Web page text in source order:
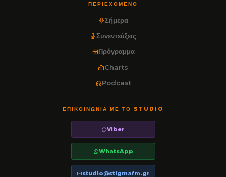
ΠΕΡΙΕΧΌΜΕΝΟ
Σήμερα
Συνεντεύξεις
Πρόγραμμα
Charts
Podcast
ΕΠΙΚΟΙΝΩΝΊΑ ΜΕ ΤΟ STUDIO
Viber
WhatsApp
studio@stigmafm.gr